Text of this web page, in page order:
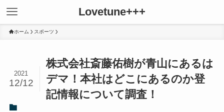
Lovetune+++
ホーム スポーツ
株式会社斎藤佑樹が青山にあるは
デマ！本社はどこにあるのか登
記情報について調査！
2021
12/12